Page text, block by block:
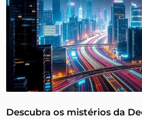
Descubra os mistérios da